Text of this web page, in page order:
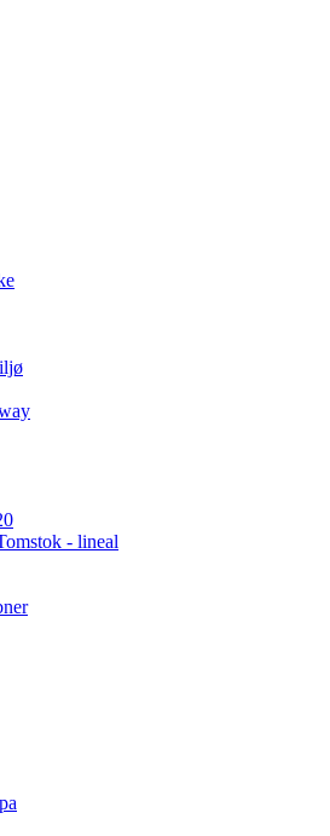
- lineal